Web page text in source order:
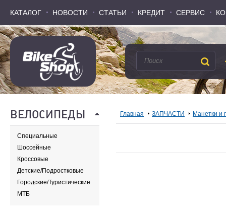
КАТАЛОГ НОВОСТИ СТАТЬИ КРЕДИТ СЕРВИС
КАТАЛОГ НОВОСТИ СТАТЬИ КРЕДИТ СЕРВИС
ВЕЛОСИПЕДЫ
Специальные
Шоссейные
Кроссовые
Детские/Подростковые
Городские/Туристические
МТБ
Главная ЗАПЧАСТИ Манетки и